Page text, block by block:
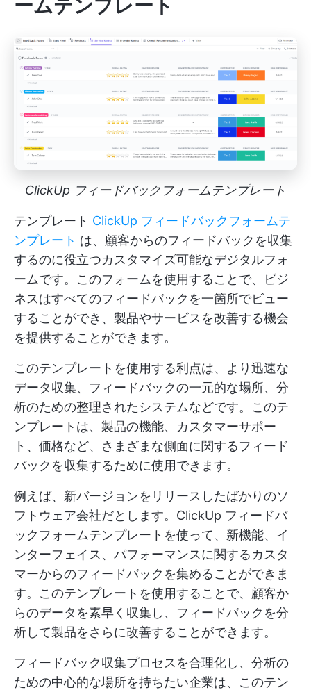
ームテンプレート
ClickUp フィードバックフォームテンプレート
テンプレート ClickUp フィードバックフォームテ
ンプレート は、顧客からのフィードバックを収集
するのに役立つカスタマイズ可能なデジタルフォ
ームです。このフォームを使用することで、ビジ
ネスはすべてのフィードバックを一箇所でビュー
することができ、製品やサービスを改善する機会
を提供することができます。
このテンプレートを使用する利点は、より迅速な
データ収集、フィードバックの一元的な場所、分
析のための整理されたシステムなどです。このテ
ンプレートは、製品の機能、カスタマーサポー
ト、価格など、さまざまな側面に関するフィード
バックを収集するために使用できます。
例えば、新バージョンをリリースしたばかりのソ
フトウェア会社だとします。ClickUp フィードバ
ックフォームテンプレートを使って、新機能、イ
ンターフェイス、パフォーマンスに関するカスタ
マーからのフィードバックを集めることができま
す。このテンプレートを使用することで、顧客か
らのデータを素早く収集し、フィードバックを分
析して製品をさらに改善することができます。
フィードバック収集プロセスを合理化し、分析の
ための中心的な場所を持ちたい企業は、このテン